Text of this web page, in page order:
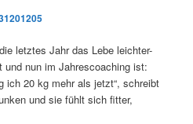
letztes Jahr das Lebe leichter-
und nun im Jahrescoaching ist:
ich 20 kg mehr als jetzt“, schreibt
und sie fühlt sich fitter,